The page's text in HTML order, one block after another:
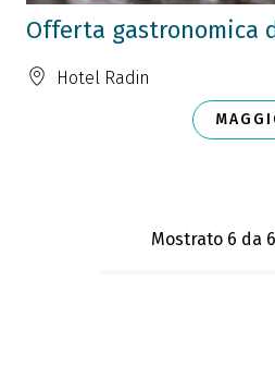
Offerta gastronomica
Hotel Radin
Mostrato 6 da